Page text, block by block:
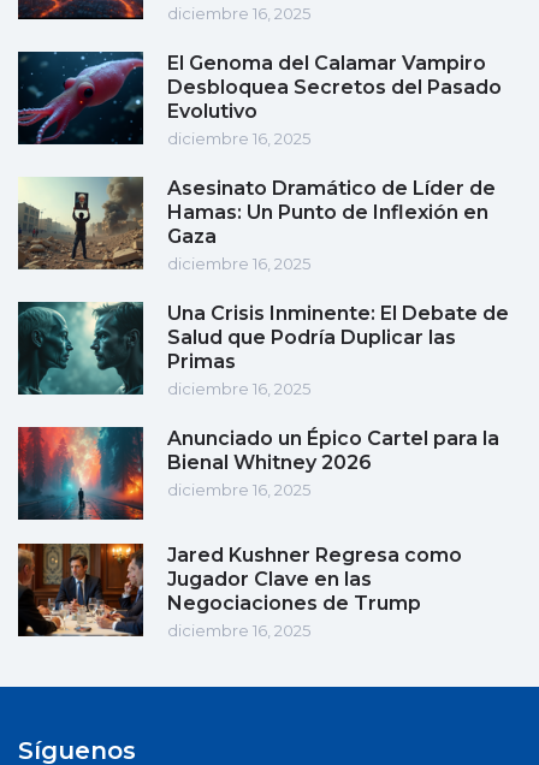
diciembre 16, 2025
El Genoma del Calamar Vampiro
Desbloquea Secretos del Pasado
Evolutivo
diciembre 16, 2025
Asesinato Dramático de Líder de
Hamas: Un Punto de Inflexión en
Gaza
diciembre 16, 2025
Una Crisis Inminente: El Debate de
Salud que Podría Duplicar las
Primas
diciembre 16, 2025
Anunciado un Épico Cartel para la
Bienal Whitney 2026
diciembre 16, 2025
Jared Kushner Regresa como
Jugador Clave en las
Negociaciones de Trump
diciembre 16, 2025
Síguenos